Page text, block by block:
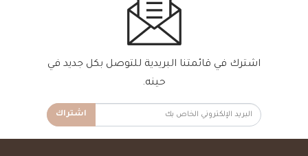
اشترك في قائمتنا البريدية للتوصل بكل جديد في
حينه.
اشتراك